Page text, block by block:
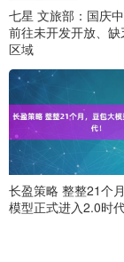
七星 文旅部：国庆
前往未开发开放、
区域
长盈策略 整整21个
模型正式进入2.0时代